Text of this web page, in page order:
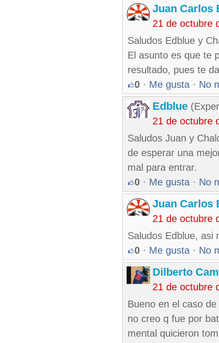
Juan Carlos
21 de octubre
Saludos Edblue y
El asunto es que te
resultado, pues te
0 · Me gusta · No
Edblue
21 de octubre
Saludos Juan y
de esperar una
mal para entrar.
0 · Me gusta · No
Juan Carlos
21 de octubre
Saludos Edblue, asi
0 · Me gusta · No
Dilberto
21 de octubre
Bueno en el caso
no creo q fue por
mental quicieron